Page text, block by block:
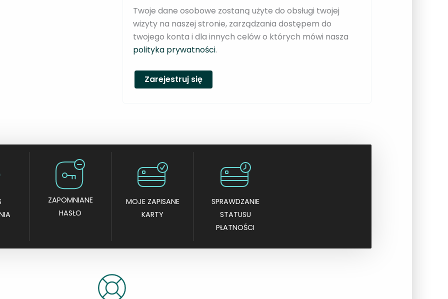
n
e
Twoje dane osobowe zostaną użyte do obsługi twojej
wizyty na naszej stronie, zarządzania dostępem do
twojego konta i dla innych celów o których mówi nasza
polityka prywatności.
Zarejestruj się
ZAPOMNIANE
HASŁO
MOJE ZAPISANE
KARTY
SPRAWDZANIE
STATUSU
PŁATNOŚCI